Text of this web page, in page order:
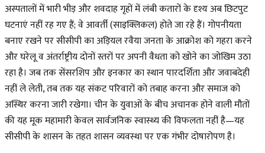
अस्पतालों में भारी भीड़ और शवदाह गृहों में लंबी कतारों के दृश्य अब छिटपुट
घटनाएं नहीं रह गए हैं; वे आवर्ती (साइक्लिकल) होते जा रहे हैं। गोपनीयता
बनाए रखने पर सीसीपी का अड़ियल रवैया जनता के आक्रोश को गहरा करने
और घरेलू व अंतर्राष्ट्रीय दोनों स्तरों पर अपनी वैधता को खोने का जोखिम उठा
रहा है। जब तक सेंसरशिप और इनकार का स्थान पारदर्शिता और जवाबदेही
नहीं ले लेती, तब तक यह संकट परिवारों को तबाह करना और समाज को
अस्थिर करना जारी रखेगा। चीन के युवाओं के बीच अचानक होने वाली मौतों
की यह मूक महामारी केवल सार्वजनिक स्वास्थ्य की विफलता नहीं है—यह
सीसीपी के शासन के तहत शासन व्यवस्था पर एक गंभीर दोषारोपण है।